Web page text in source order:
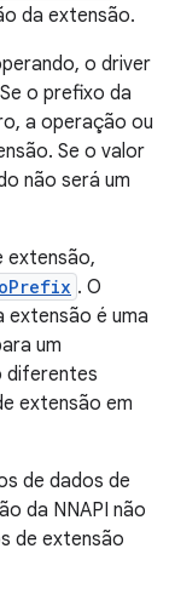
da extensão.
o driver
o prefixo da
a operação ou
Se o valor
não será um
extensão,
. O
extensão é uma
um
diferentes
extensão em
de dados de
da NNAPI não
de extensão